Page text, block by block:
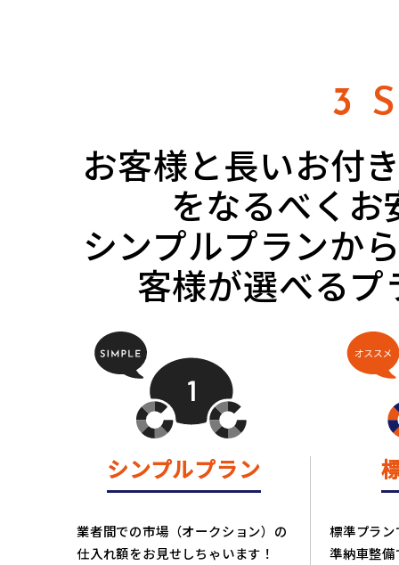
3
お客様と長いお付
をなるべく
シンプルプランか
客様が選べる
シンプルプラン
業者間での市場（オークション）の
仕入れ額をお見せしちゃいます！
標準プラ
準納車整